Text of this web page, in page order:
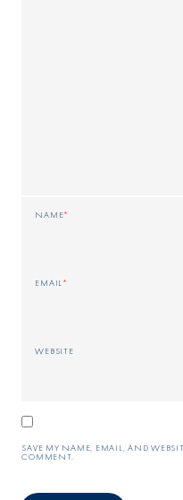
NAME*
EMAIL*
WEBSITE
SAVE MY NAME, EMAIL, AND
COMMENT.